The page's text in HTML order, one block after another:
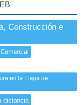
Construcción e
en la Etapa de
distancia